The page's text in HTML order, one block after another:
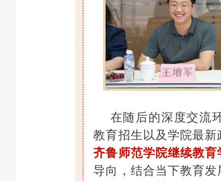
在随后的深度交流
教育招生以及学院最
齐鲁师范学院继续教育
导向，结合当下教育